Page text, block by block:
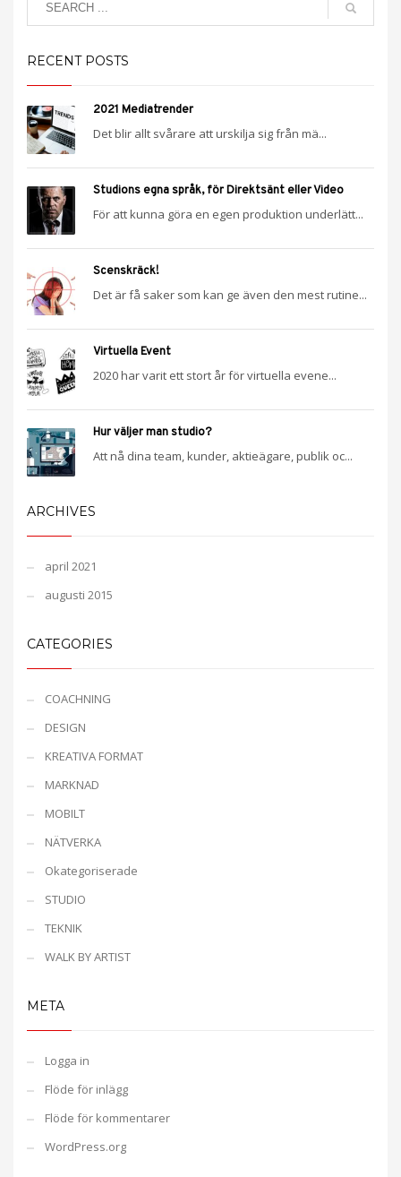
RECENT POSTS
2021 Mediatrender
Det blir allt svårare att urskilja sig från mä...
Studions egna språk, för Direktsänt eller Video
För att kunna göra en egen produktion underlätt...
Scenskräck!
Det är få saker som kan ge även den mest rutine...
Virtuella Event
2020 har varit ett stort år för virtuella evene...
Hur väljer man studio?
Att nå dina team, kunder, aktieägare, publik oc...
ARCHIVES
april 2021
augusti 2015
CATEGORIES
COACHNING
DESIGN
KREATIVA FORMAT
MARKNAD
MOBILT
NÄTVERKA
Okategoriserade
STUDIO
TEKNIK
WALK BY ARTIST
META
Logga in
Flöde för inlägg
Flöde för kommentarer
WordPress.org